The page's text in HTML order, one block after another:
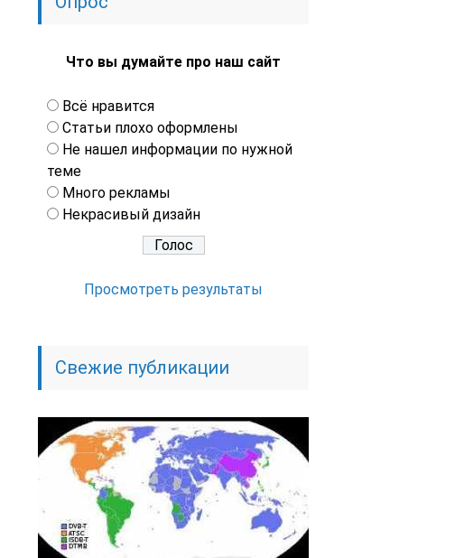
Что вы думайте про наш сайт
Всё нравится
Статьи плохо оформлены
Не нашел информации по нужной
теме
Много рекламы
Некрасивый дизайн
Просмотреть результаты
Свежие публикации